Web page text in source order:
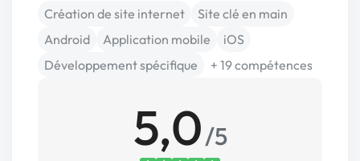
Création de site internet
Site clé en main
Android
Application mobile
iOS
Développement spécifique
+ 19 compétences
5,0/5